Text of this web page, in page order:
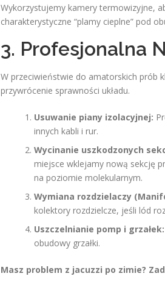
Wykorzystujemy kamery termowizyjne,
charakterystyczne “plamy cieplne” pod
3. Profesjonalna
W przeciwieństwie do amatorskich prób
przywrócenie sprawności układu.
Usuwanie piany izolacyjnej:
innych kabli i rur.
Wycinanie uszkodzonych
miejsce wklejamy nową sekcję
na poziomie molekularnym.
Wymiana rozdzielaczy
kolektory rozdzielcze, jeśli lód
Uszczelnianie pomp i grzałek:
obudowy grzałki.
Masz problem z jacuzzi po zimie?